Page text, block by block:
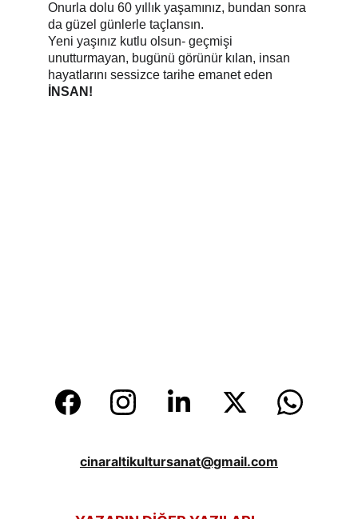
Onurla dolu 60 yıllık yaşamınız, bundan sonra
da güzel günlerle taçlansın.
Yeni yaşınız kutlu olsun- geçmişi
unutturmayan, bugünü görünür kılan, insan
hayatlarını sessizce tarihe emanet eden
İNSAN!
cinaraltikultursanat@gmail.com